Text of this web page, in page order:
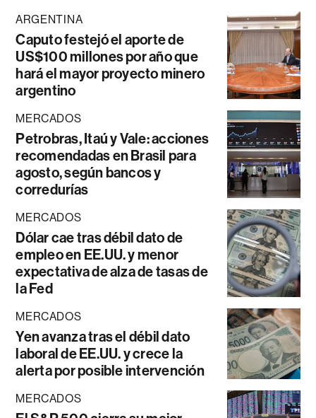
ARGENTINA
Caputo festejó el aporte de
US$100 millones por año que
hará el mayor proyecto minero
argentino
MERCADOS
Petrobras, Itaú y Vale: acciones
recomendadas en Brasil para
agosto, según bancos y
corredurías
MERCADOS
Dólar cae tras débil dato de
empleo en EE.UU. y menor
expectativa de alza de tasas de
la Fed
MERCADOS
Yen avanza tras el débil dato
laboral de EE.UU. y crece la
alerta por posible intervención
MERCADOS